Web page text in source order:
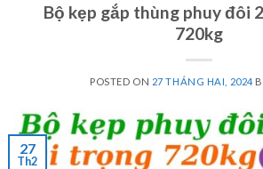
Bộ kẹp gắp thùng phuy đôi
720kg
POSTED ON 27 THÁNG HAI, 2024
27
Th2